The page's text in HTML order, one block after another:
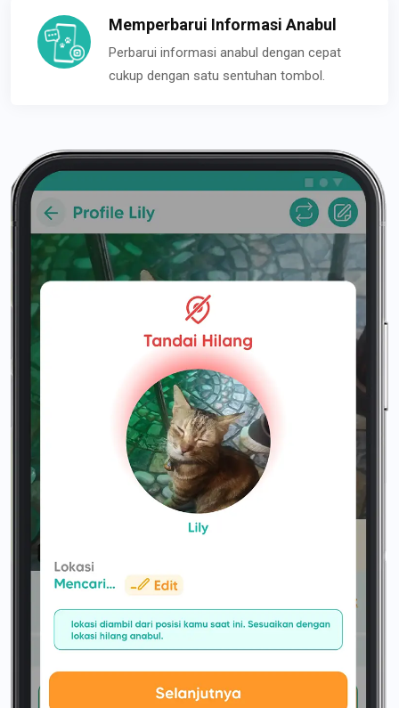
Memperbarui Informasi Anabul
Perbarui informasi anabul dengan cepat
cukup dengan satu sentuhan tombol.